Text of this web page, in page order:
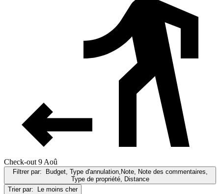
Check-out 9 Aoû
Filtrer par:
Budget, Type d'annulation,Note, Note des commentaires,
Type de propriété, Distance
Trier par:
Le moins cher